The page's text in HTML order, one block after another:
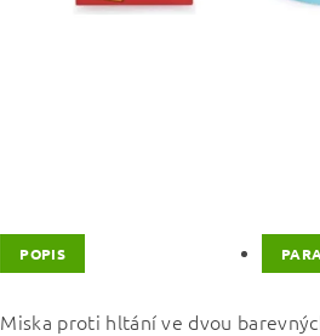
POPIS
Miska proti hltání ve dvou